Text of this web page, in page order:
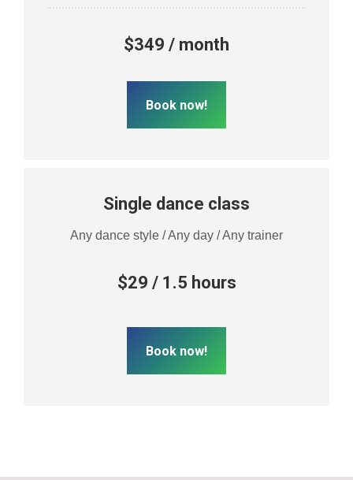
$349 / month
Book now!
Single dance class
Any dance style / Any day / Any trainer
$29 / 1.5 hours
Book now!